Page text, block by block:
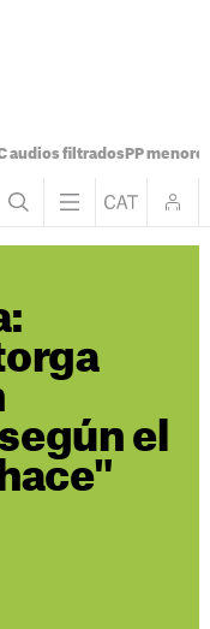
audios filtradosPP
el